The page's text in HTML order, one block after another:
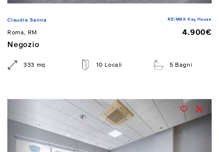
Claudia Sanna RE/MAX Key House
Roma, RM
4.900€
Negozio
333 mq 10 Locali 5 Bagni